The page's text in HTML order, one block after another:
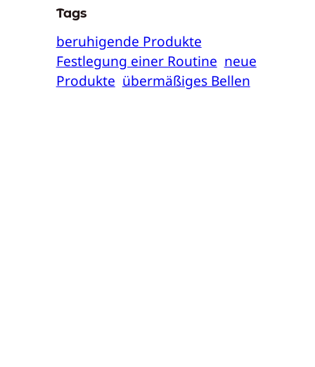
Tags
beruhigende Produkte
Festlegung einer Routine neue
Produkte übermäßiges Bellen